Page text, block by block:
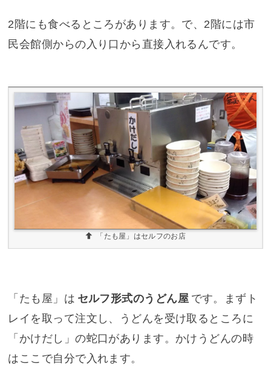
2階にも食べるところがあります。で、2階には市
民会館側からの入り口から直接入れるんです。
「たも屋」はセルフのお店
「たも屋」は セルフ形式のうどん屋 です。まずト
レイを取って注文し、うどんを受け取るところに
「かけだし」の蛇口があります。かけうどんの時
はここで自分で入れます。